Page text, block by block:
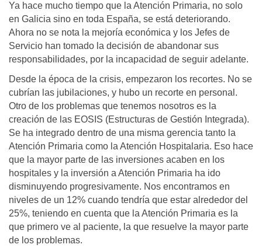
Ya hace mucho tiempo que la Atención Primaria, no solo
en Galicia sino en toda España, se está deteriorando.
Ahora no se nota la mejoría económica y los Jefes de
Servicio han tomado la decisión de abandonar sus
responsabilidades, por la incapacidad de seguir adelante.
Desde la época de la crisis, empezaron los recortes. No se
cubrían las jubilaciones, y hubo un recorte en personal.
Otro de los problemas que tenemos nosotros es la
creación de las EOSIS (Estructuras de Gestión Integrada).
Se ha integrado dentro de una misma gerencia tanto la
Atención Primaria como la Atención Hospitalaria. Eso hace
que la mayor parte de las inversiones acaben en los
hospitales y la inversión a Atención Primaria ha ido
disminuyendo progresivamente. Nos encontramos en
niveles de un 12% cuando tendría que estar alrededor del
25%, teniendo en cuenta que la Atención Primaria es la
que primero ve al paciente, la que resuelve la mayor parte
de los problemas.